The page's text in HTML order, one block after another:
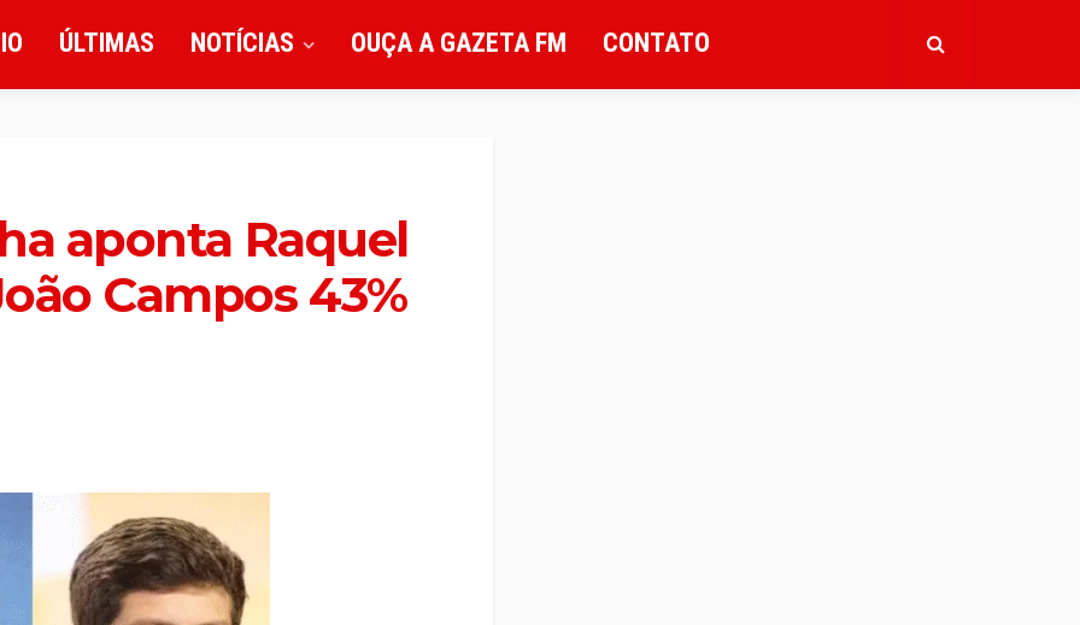
ÚLTIMAS NOTÍCIAS OUÇA A GAZETA FM CONTATO
aponta Raquel
Campos 43%